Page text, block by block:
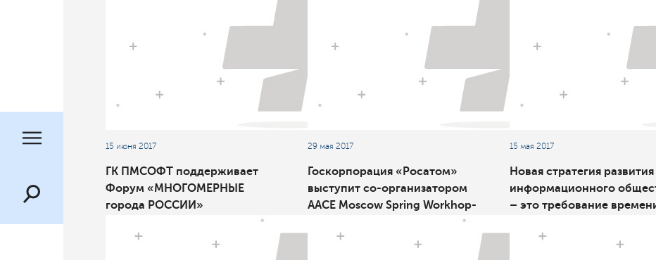
Морского Салона МВМС-2017
15 июня 2017
ГК ПМСОФТ поддерживает
Форум «МНОГОМЕРНЫЕ
города РОССИИ»
29 мая 2017
Госкорпорация «Росатом»
выступит со-организатором
AACE Moscow Spring Workhop-
15 мая 2017
Новая стратегия развития
информационного
– это требование